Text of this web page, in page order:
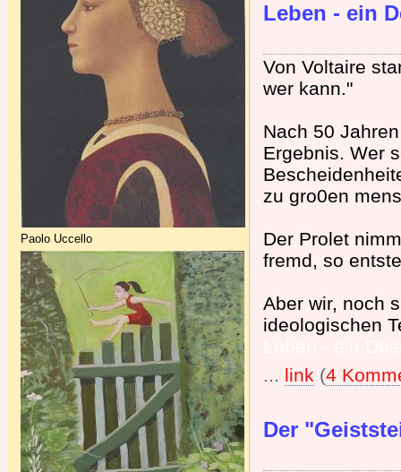
Paolo Uccello
Leben - ein
Von Voltaire
wer kann."
Nach 50
Ergebnis. Wer
zu gro0en
Der Prolet
fremd, so
Aber wir, noch
ideologischen
... link (4
Der